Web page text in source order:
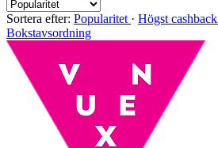
Sortera efter: Popularitet · Högst cashback
Bokstavsordning